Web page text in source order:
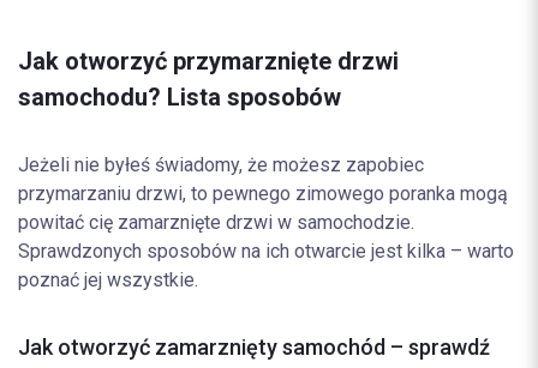
Jak otworzyć przymarznięte drzwi
samochodu? Lista sposobów
Jeżeli nie byłeś świadomy, że możesz zapobiec
przymarzaniu drzwi, to pewnego zimowego poranka mogą
powitać cię zamarznięte drzwi w samochodzie.
Sprawdzonych sposobów na ich otwarcie jest kilka – warto
poznać jej wszystkie.
Jak otworzyć zamarznięty samochód – sprawdź